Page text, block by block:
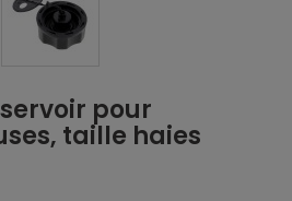
pour
taille haies